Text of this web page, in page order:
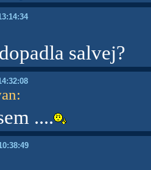
salvej?
:
....